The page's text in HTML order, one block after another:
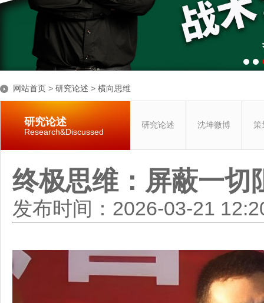
网站首页 > 研究论述 > 横向思维
研究论述
Research&Discussed
研究论述 沈坤微博 策
终极思维：屏蔽一切
发布时间：2026-03-21